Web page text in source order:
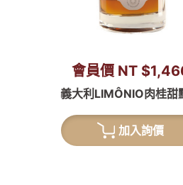
會員價 NT
義大利LIMÔNIO肉桂甜
加入詢價